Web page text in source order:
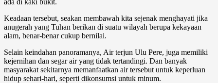
Keadaan tersebut, seakan membawah kita sejenak menghayati jika
anugerah yang Tuhan berikan di suatu wilayah berupa kekayaan
alam, benar-benar cukup bernilai.
Selain keindahan panoramanya, Air terjun Ulu Pere, juga memiliki
kejernihan dan segar air yang tidak tertandingi. Dan banyak
masyarakat sekitarnya memanfaatkan air tersebut untuk keperluan
hidup sehari-hari, seperti dikonsumsi untuk minum.